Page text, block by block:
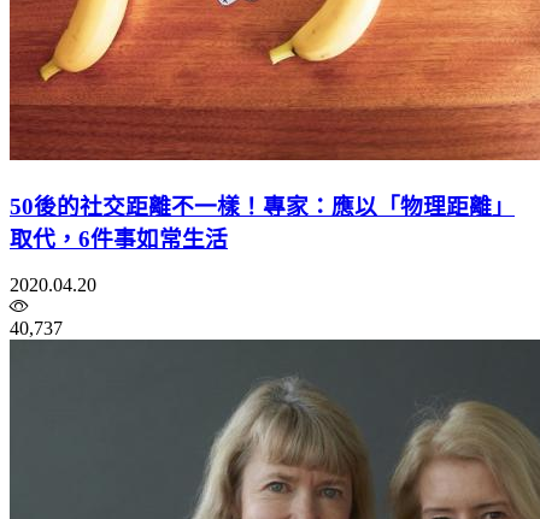
50後的社交距離不一樣！專家：應以「物理距離」
取代，6件事如常生活
2020.04.20
40,737